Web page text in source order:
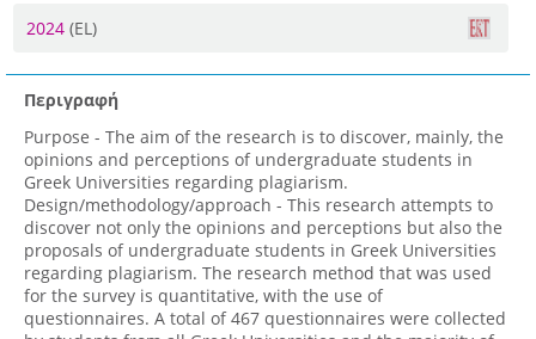
2024 (EL)
Περιγραφή
Purpose - The aim of the research is to discover, mainly, the
opinions and perceptions of undergraduate students in
Greek Universities regarding plagiarism.
Design/methodology/approach - This research attempts to
discover not only the opinions and perceptions but also the
proposals of undergraduate students in Greek Universities
regarding plagiarism. The research method that was used
for the survey is quantitative, with the use of
questionnaires. A total of 467 questionnaires were collected